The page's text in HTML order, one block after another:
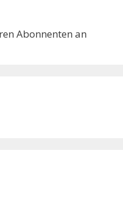
Abonnenten an